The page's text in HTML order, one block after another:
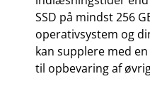
SSD på mindst 256
operativsystem og
kan supplere med
til opbevaring af